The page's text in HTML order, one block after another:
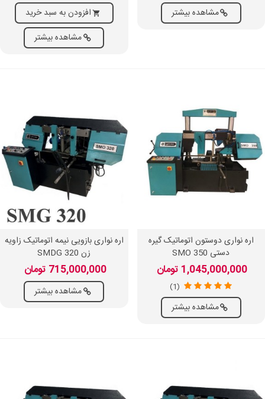
مشاهده بیشتر
افزودن به سبد خرید
مشاهده بیشتر
اره نواری دوستون اتوماتیک گیره
دستی SMO 350
1,045,000,000 تومان
(1)
مشاهده بیشتر
اره نواری بازویی نیمه اتوماتیک زاویه
زن SMDG 320
715,000,000 تومان
مشاهده بیشتر